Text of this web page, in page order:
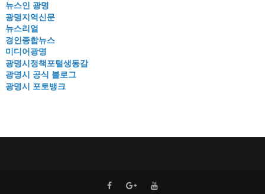
뉴스인 광명
광명지역신문
뉴스리얼
경인종합뉴스
미디어광명
광명시정책포털생동감
광명시 공식 블로그
광명시 포토뱅크